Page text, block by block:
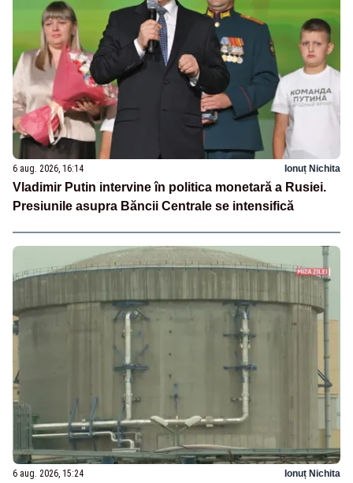
6 aug. 2026, 16:14 Ionuț Nichita
Vladimir Putin intervine în politica monetară a Rusiei.
Presiunile asupra Băncii Centrale se intensifică
6 aug. 2026, 15:24 Ionuț Nichita